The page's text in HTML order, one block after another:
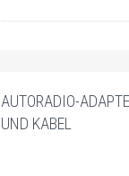
AUTORADIO-
UND KABEL